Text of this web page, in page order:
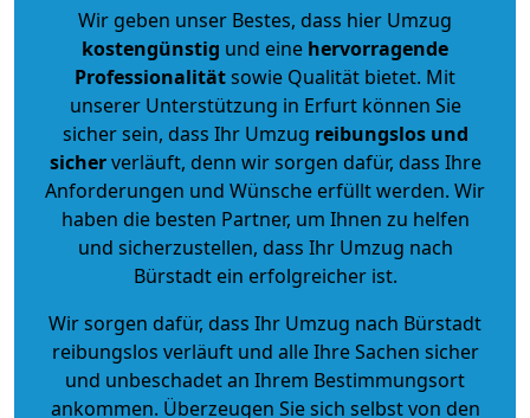
Wir geben unser Bestes, dass hier Umzug
kostengünstig und eine hervorragende
Professionalitätsowie Qualität bietet. Mit
unserer Unterstützung in Erfurt können Sie
sicher sein, dass Ihr Umzug reibungslos und
sicherverläuft, denn wir sorgen dafür, dass Ihre
Anforderungen und Wünsche erfüllt werden. Wir
haben die besten Partner, um Ihnen zu helfen
und sicherzustellen, dass Ihr Umzug nach
Bürstadt ein erfolgreicher ist.
Wir sorgen dafür, dass Ihr Umzug nach Bürstadt
reibungslos verläuft und alle Ihre Sachen sicher
und unbeschadet an Ihrem Bestimmungsort
ankommen. Überzeugen Sie sich selbst von den